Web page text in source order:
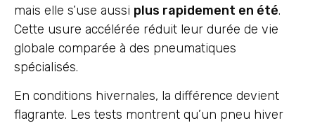
mais elle s’use aussi plus rapidement en été.
Cette usure accélérée réduit leur durée de vie
globale comparée à des pneumatiques
spécialisés.
En conditions hivernales, la différence devient
flagrante. Les tests montrent qu’un pneu hiver